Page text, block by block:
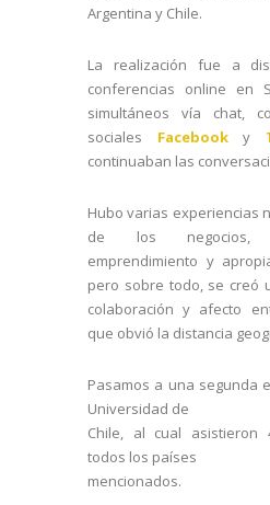
Argentina y Chile.
La realización fue a
conferencias online en
simultáneos vía chat,
sociales Facebooky
continuaban las
Hubo varias experiencias
de los negocios,
emprendimiento y
pero sobre todo, se creó
colaboración y afecto
que obvió la distancia
Pasamos a una segunda
Universidad de
Chile, al cual asistieron
todos los países
mencionados.